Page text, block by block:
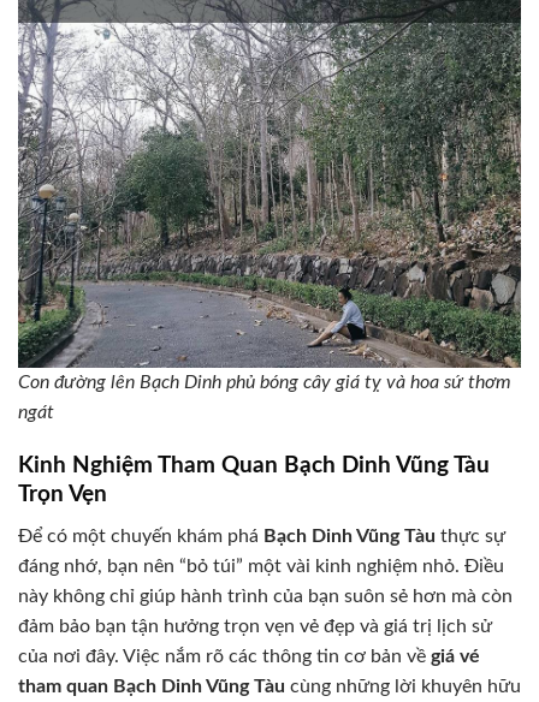
Con đường lên Bạch Dinh phủ bóng cây giá tỵ và hoa sứ thơm
ngát
Kinh Nghiệm Tham Quan Bạch Dinh Vũng Tàu
Trọn Vẹn
Để có một chuyến khám phá Bạch Dinh Vũng Tàu thực sự
đáng nhớ, bạn nên “bỏ túi” một vài kinh nghiệm nhỏ. Điều
này không chỉ giúp hành trình của bạn suôn sẻ hơn mà còn
đảm bảo bạn tận hưởng trọn vẹn vẻ đẹp và giá trị lịch sử
của nơi đây. Việc nắm rõ các thông tin cơ bản về giá vé
tham quan Bạch Dinh Vũng Tàu cùng những lời khuyên hữu